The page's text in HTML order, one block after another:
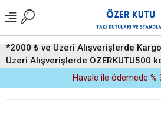
*2000 ₺ ve Üzeri Alışverişlerde
Üzeri Alışverişlerde ÖZERKUTU500
indirim (Üyelere Özel)Havale ile ödemede %